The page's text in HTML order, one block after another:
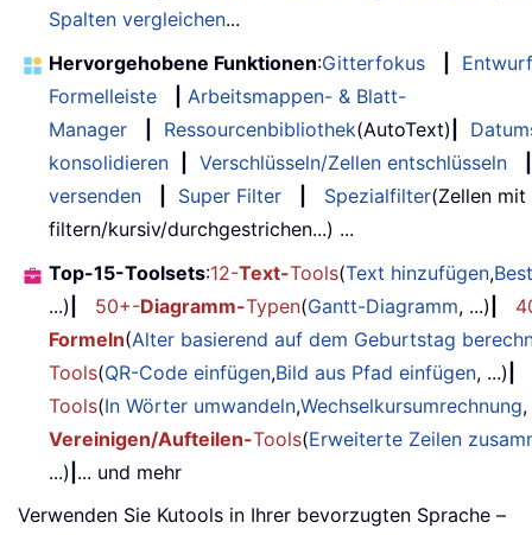
Spalten vergleichen...
Hervorgehobene Funktionen:Gitterfokus
Entwurf
Formelleiste
Arbeitsmappen- & Blatt-
Manager
Ressourcenbibliothek(AutoText)
konsolidieren
Verschlüsseln/Zellen entschlüsseln
versenden
Super Filter Spezialfilter(Zellen
filtern/kursiv/durchgestrichen...) ...
Top-15-Toolsets:12-Text-Tools(Text hinzufügen,
...)
50+-Diagramm-Typen(Gantt-Diagramm, ...)
Formeln(Alter basierend auf dem Geburtstag
Tools(QR-Code einfügen,Bild aus Pfad einfügen, ...)
Tools(In Wörter umwandeln,Wechselkursumrechnung
Vereinigen/Aufteilen-Tools(Erweiterte Zeilen
...) ... und mehr
Verwenden Sie Kutools in Ihrer bevorzugten Sprache –